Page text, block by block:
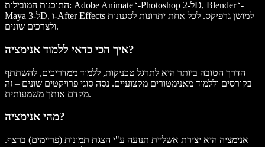
התוכנות המובילות: Adobe Animate ו-Photoshop ל-2D, Blender ו-
Maya ל-3D, ו-After Effects למושן גרפיקס. לכל אחת יתרונות לסגנונות
ולצרכים שונים.
איך הכי כדאי ללמוד אנימציה?
הדרך הטובה ביותר היא לתרגל טכניקות, ללמוד ממדריכים, להשתתף
בקורסים וללמוד מאנימטורים מקצועיים. נסה סוגי פרויקטים שונים – זה
מקדם אותך משמעותית.
מהי אנימציה?
אנימציה היא יצירת אשליית תנועה ע"י הצגת תמונות (פריימים) ברצף.